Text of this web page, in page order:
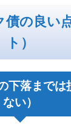
債の良い
ト）
下落までは
ない）